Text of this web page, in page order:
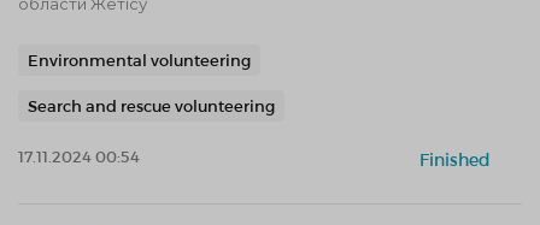
Environmental volunteering
Search and rescue volunteering
17.11.2024 00:54 Finished